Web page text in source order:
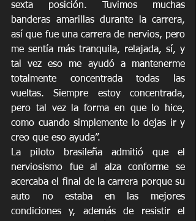
sexta posición. Tuvimos muchas
banderas amarillas durante la carrera,
así que fue una carrera de nervios, pero
me sentía más tranquila, relajada, sí, y
tal vez eso me ayudó a mantenerme
totalmente concentrada todas las
vueltas. Siempre estoy concentrada,
pero tal vez la forma en que lo hice,
como cuando simplemente lo dejas ir y
creo que eso ayuda”.
La piloto brasileña admitió que el
nerviosismo fue al alza conforme se
acercaba el final de la carrera porque su
auto no estaba en las mejores
condiciones y, además de resistir el